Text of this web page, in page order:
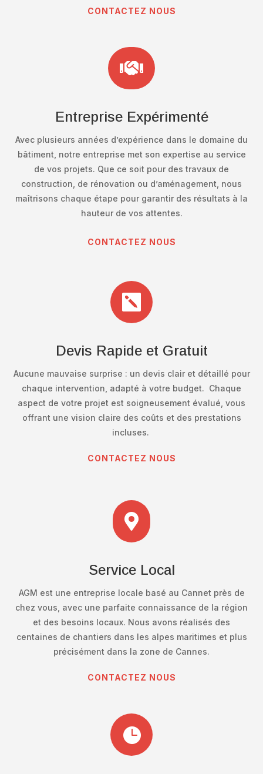
CONTACTEZ NOUS

Entreprise Expérimenté
Avec plusieurs années d’expérience dans le domaine du
bâtiment, notre entreprise met son expertise au service
de vos projets. Que ce soit pour des travaux de
construction, de rénovation ou d’aménagement, nous
maîtrisons chaque étape pour garantir des résultats à la
hauteur de vos attentes.
CONTACTEZ NOUS

Devis Rapide et Gratuit
Aucune mauvaise surprise : un devis clair et détaillé pour
chaque intervention, adapté à votre budget. Chaque
aspect de votre projet est soigneusement évalué, vous
offrant une vision claire des coûts et des prestations
incluses.
CONTACTEZ NOUS

Service Local
AGM est une entreprise locale basé au Cannet près de
chez vous, avec une parfaite connaissance de la région
et des besoins locaux. Nous avons réalisés des
centaines de chantiers dans les alpes maritimes et plus
précisément dans la zone de Cannes.
CONTACTEZ NOUS
